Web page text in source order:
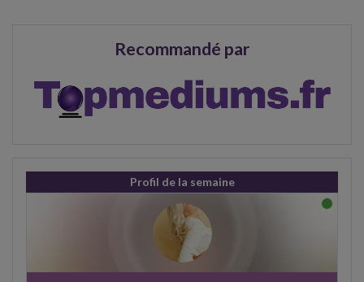
Recommandé par
Profil de la semaine